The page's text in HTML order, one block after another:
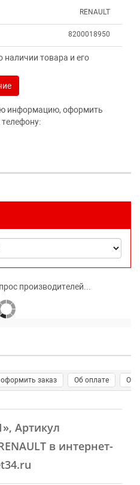
RENAULT
8200018950
товара и его
информацию, оформить
производителей...
оформить заказ Об оплате О
, Артикул
в интернет-